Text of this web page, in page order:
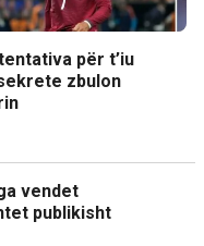
për t’iu
zbulon
vendet
publikisht